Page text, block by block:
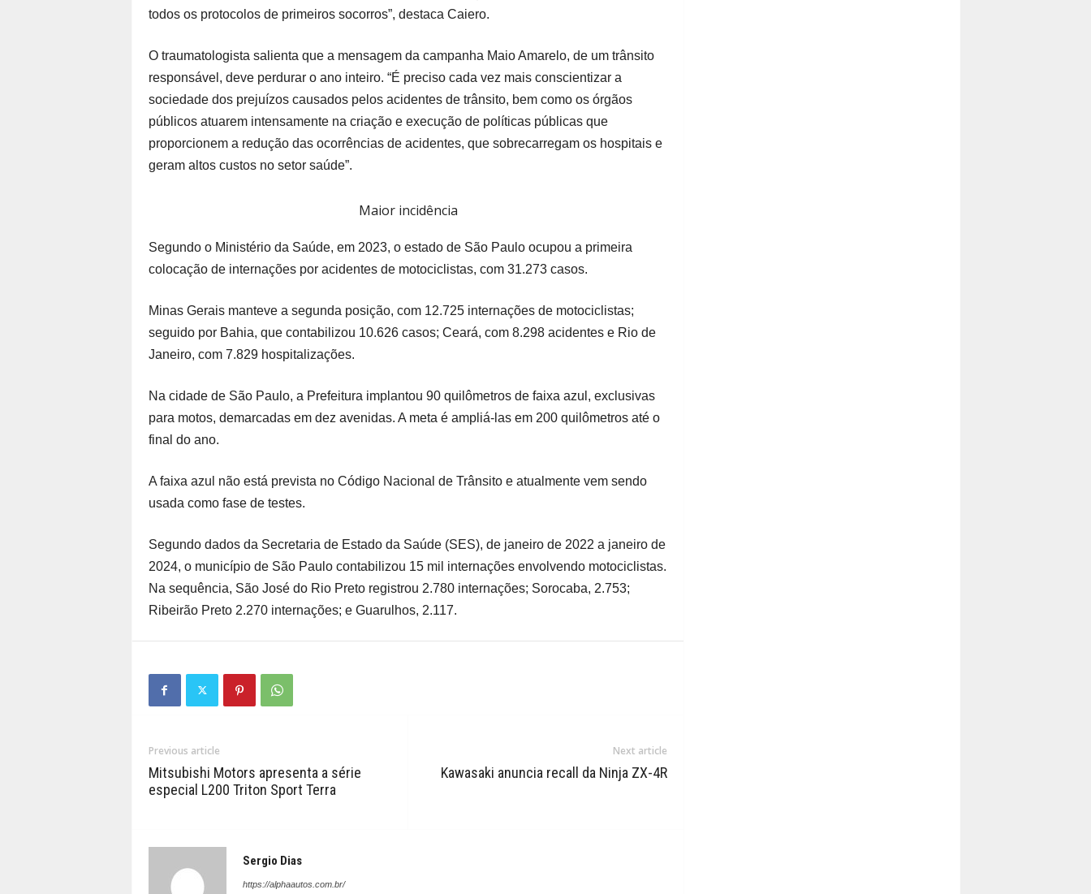
todos os protocolos de primeiros socorros”, destaca Caiero.
O traumatologista salienta que a mensagem da campanha Maio Amarelo, de um trânsito
responsável, deve perdurar o ano inteiro. “É preciso cada vez mais conscientizar a
sociedade dos prejuízos causados pelos acidentes de trânsito, bem como os órgãos
públicos atuarem intensamente na criação e execução de políticas públicas que
proporcionem a redução das ocorrências de acidentes, que sobrecarregam os hospitais e
geram altos custos no setor saúde”.
Maior incidência
Segundo o Ministério da Saúde, em 2023, o estado de São Paulo ocupou a primeira
colocação de internações por acidentes de motociclistas, com 31.273 casos.
Minas Gerais manteve a segunda posição, com 12.725 internações de motociclistas;
seguido por Bahia, que contabilizou 10.626 casos; Ceará, com 8.298 acidentes e Rio de
Janeiro, com 7.829 hospitalizações.
Na cidade de São Paulo, a Prefeitura implantou 90 quilômetros de faixa azul, exclusivas
para motos, demarcadas em dez avenidas. A meta é ampliá-las em 200 quilômetros até o
final do ano.
A faixa azul não está prevista no Código Nacional de Trânsito e atualmente vem sendo
usada como fase de testes.
Segundo dados da Secretaria de Estado da Saúde (SES), de janeiro de 2022 a janeiro de
2024, o município de São Paulo contabilizou 15 mil internações envolvendo motociclistas.
Na sequência, São José do Rio Preto registrou 2.780 internações; Sorocaba, 2.753;
Ribeirão Preto 2.270 internações; e Guarulhos, 2.117.
Previous article
Mitsubishi Motors apresenta a série
especial L200 Triton Sport Terra
Next article
Kawasaki anuncia recall da Ninja ZX-4R
Sergio Dias
https://alphaautos.com.br/